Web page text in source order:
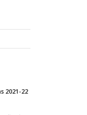
2021-22